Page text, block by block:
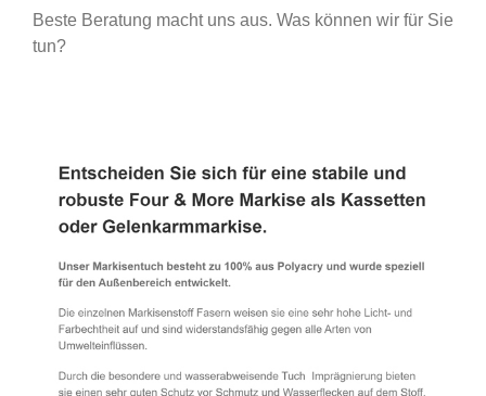
Beste Beratung macht uns aus. Was können wir für Sie
tun?